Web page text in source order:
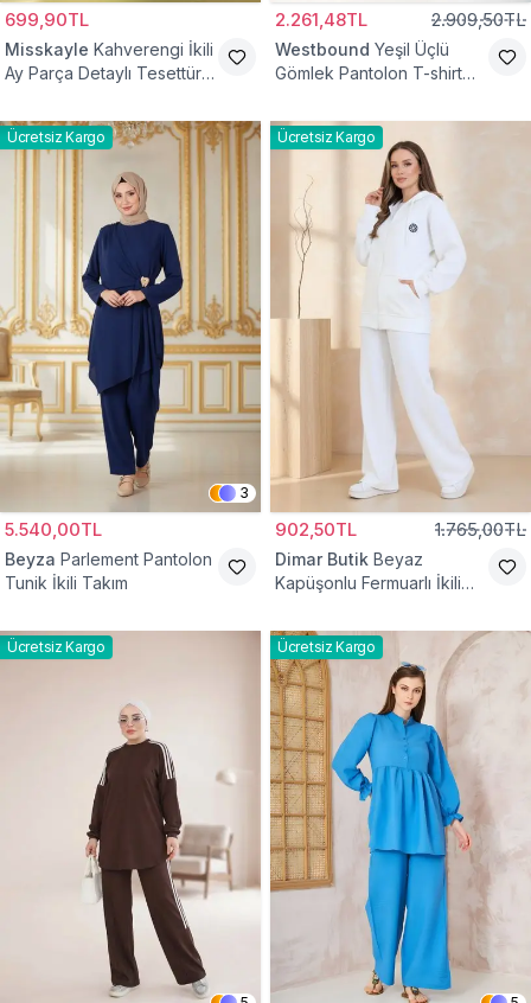
699,90TL
Misskayle Kahverengi İkili
Ay Parça Detaylı Tesettür
2.261,48TL 2.909,50TL
Westbound Yeşil Üçlü
Gömlek Pantolon T-shirt
Ücretsiz Kargo
3
5.540,00TL
Beyza Parlement Pantolon
Tunik İkili Takım
Ücretsiz Kargo
902,50TL 1.765,00TL
Dimar Butik Beyaz
Kapüşonlu Fermuarlı İkili
Ücretsiz Kargo Ücretsiz Kargo